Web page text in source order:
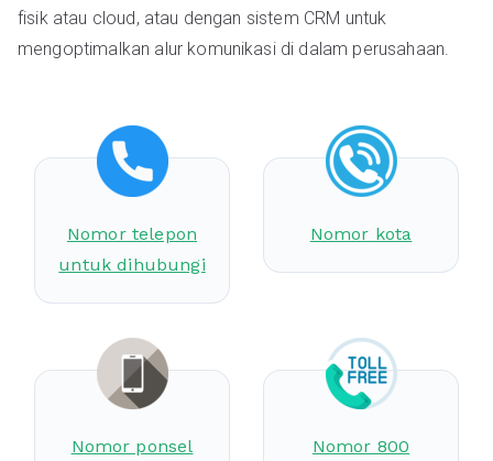
fisik atau cloud, atau dengan sistem CRM untuk
mengoptimalkan alur komunikasi di dalam perusahaan.
Nomor telepon
untuk dihubungi
Nomor kota
Nomor ponsel
Nomor 800